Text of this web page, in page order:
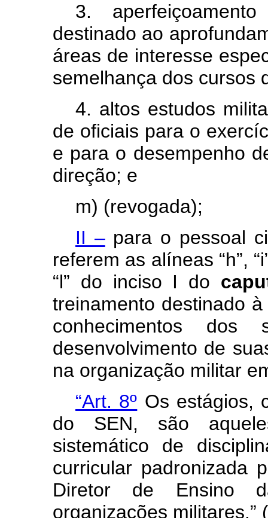
3.
destinado ao
áreas de interesse
semelhança dos cursos
4. altos estudos
de oficiais para o
e para o desempenho
direção; e
m) (revogada);
II –para o pessoal
referem as alíneas “h”,
“l” do inciso I do
treinamento destinado
conhecimentos dos
desenvolvimento de
na organização militar
“Art. 8º Os estágios,
do SEN, são
sistemático de
curricular padronizada
Diretor de Ensino
organizações militares.”